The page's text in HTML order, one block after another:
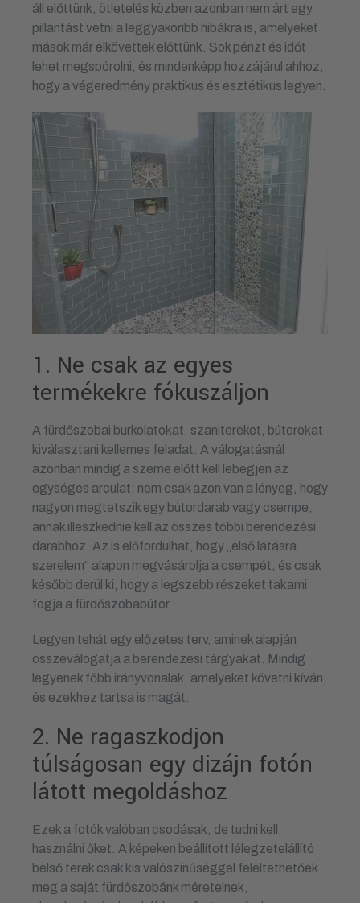
áll előttünk, ötletelés közben azonban nem árt egy
pillantást vetni a leggyakoribb hibákra is, amelyeket
mások már elkövettek előttünk. Sok pénzt és időt
lehet megspórolni, és mindenképp hozzájárul ahhoz,
hogy a végeredmény praktikus és esztétikus legyen.
1. Ne csak az egyes
termékekre fókuszáljon
A fürdőszobai burkolatokat, szanitereket, bútorokat
kiválasztani kellemes feladat. A válogatásnál
azonban mindig a szeme előtt kell lebegjen az
egységes arculat: nem csak azon van a lényeg, hogy
nagyon megtetszik egy bútordarab vagy csempe,
annak illeszkednie kell az összes többi berendezési
darabhoz. Az is előfordulhat, hogy „első látásra
szerelem” alapon megvásárolja a csempét, és csak
később derül ki, hogy a legszebb részeket takarni
fogja a fürdőszobabútor.
Legyen tehát egy előzetes terv, aminek alapján
összeválogatja a berendezési tárgyakat. Mindig
legyenek főbb irányvonalak, amelyeket követni kíván,
és ezekhez tartsa is magát.
2. Ne ragaszkodjon
túlságosan egy dizájn fotón
látott megoldáshoz
Ezek a fotók valóban csodásak, de tudni kell
használni őket. A képeken beállított lélegzetelállító
belső terek csak kis valószínűséggel feleltethetőek
meg a saját fürdőszobánk méreteinek,